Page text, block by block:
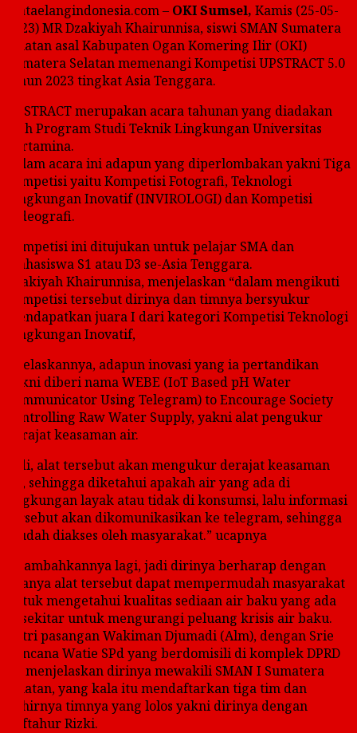
Mataelangindonesia.com – OKI Sumsel, Kamis (25-05-
2023) MR Dzakiyah Khairunnisa, siswi SMAN Sumatera
Selatan asal Kabupaten Ogan Komering Ilir (OKI)
Sumatera Selatan memenangi Kompetisi UPSTRACT 5.0
tahun 2023 tingkat Asia Tenggara.
UPSTRACT merupakan acara tahunan yang diadakan
oleh Program Studi Teknik Lingkungan Universitas
Pertamina.
Dalam acara ini adapun yang diperlombakan yakni Tiga
kompetisi yaitu Kompetisi Fotografi, Teknologi
Lingkungan Inovatif (INVIROLOGI) dan Kompetisi
Videografi.
Kompetisi ini ditujukan untuk pelajar SMA dan
mahasiswa S1 atau D3 se-Asia Tenggara.
Dzakiyah Khairunnisa, menjelaskan “dalam mengikuti
kompetisi tersebut dirinya dan timnya bersyukur
mendapatkan juara I dari kategori Kompetisi Teknologi
Lingkungan Inovatif,
Dijelaskannya, adapun inovasi yang ia pertandikan
yakni diberi nama WEBE (IoT Based pH Water
Communicator Using Telegram) to Encourage Society
Controlling Raw Water Supply, yakni alat pengukur
derajat keasaman air.
Jadi, alat tersebut akan mengukur derajat keasaman
air, sehingga diketahui apakah air yang ada di
lingkungan layak atau tidak di konsumsi, lalu informasi
tersebut akan dikomunikasikan ke telegram, sehingga
mudah diakses oleh masyarakat.” ucapnya
Ditambahkannya lagi, jadi dirinya berharap dengan
adanya alat tersebut dapat mempermudah masyarakat
untuk mengetahui kualitas sediaan air baku yang ada
di sekitar untuk mengurangi peluang krisis air baku.
Putri pasangan Wakiman Djumadi (Alm), dengan Srie
Kencana Watie SPd yang berdomisili di komplek DPRD
ini menjelaskan dirinya mewakili SMAN I Sumatera
Selatan, yang kala itu mendaftarkan tiga tim dan
akhirnya timnya yang lolos yakni dirinya dengan
Miftahur Rizki.